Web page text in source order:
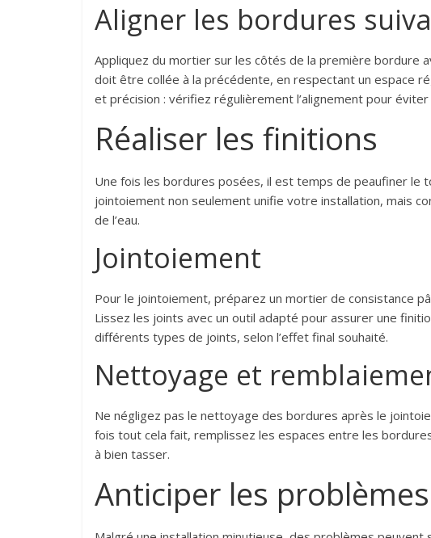
Aligner les bordures
Appliquez du mortier sur les côtés de la première bordure
doit être collée à la précédente, en respectant un espace
et précision : vérifiez régulièrement l’alignement pour
Réaliser les finitions
Une fois les bordures posées, il est temps de peaufiner le
jointoiement non seulement unifie votre installation, mais
de l’eau.
Jointoiement
Pour le jointoiement, préparez un mortier de consistance
Lissez les joints avec un outil adapté pour assurer une
différents types de joints, selon l’effet final souhaité.
Nettoyage et
Ne négligez pas le nettoyage des bordures après le
fois tout cela fait, remplissez les espaces entre les
à bien tasser.
Anticiper les